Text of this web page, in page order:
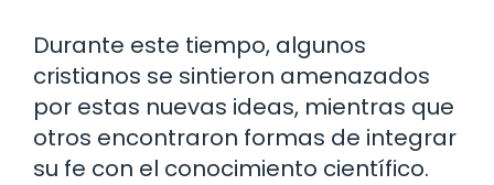
Durante este tiempo, algunos
cristianos se sintieron amenazados
por estas nuevas ideas, mientras que
otros encontraron formas de integrar
su fe con el conocimiento científico.